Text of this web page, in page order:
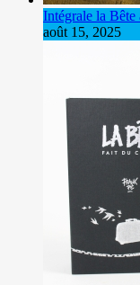
Intégrale la
août 15, 2025